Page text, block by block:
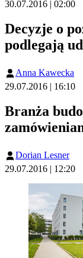
30.07.2016 | 02:00
Decyzje o
podlegają
Anna Kawecka
29.07.2016 | 16:10
Branża
Dorian Lesner
29.07.2016 | 12:20